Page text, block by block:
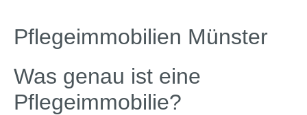
Pflegeimmobilien Münster
Was genau ist eine
Pflegeimmobilie?